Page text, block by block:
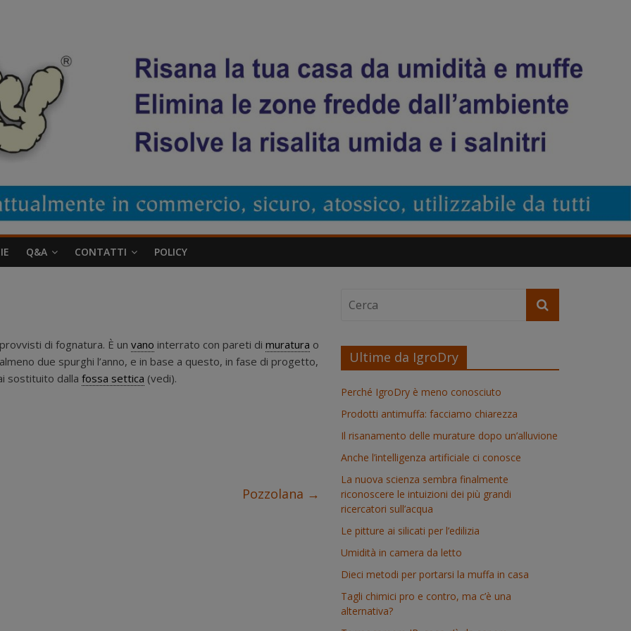
Q&A CONTATTI POLICY
di fognatura. È un vano interrato con pareti di muratura o
due spurghi l’anno, e in base a questo, in fase di progetto,
sostituito dalla fossa settica (vedi).
Pozzolana →
Ultime da IgroDry
Perché IgroDry è meno conosciuto
Prodotti antimuffa: facciamo chiarezza
Il risanamento delle murature dopo un’alluvione
Anche l’intelligenza artificiale ci conosce
La nuova scienza sembra finalmente
riconoscere le intuizioni dei più grandi
ricercatori sull’acqua
Le pitture ai silicati per l’edilizia
Umidità in camera da letto
Dieci metodi per portarsi la muffa in casa
Tagli chimici pro e contro, ma c’è una
alternativa?